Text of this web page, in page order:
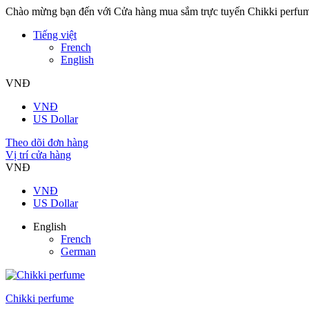
Chào mừng bạn đến với Cửa hàng mua sắm trực tuyến Chikki
Tiếng việt
French
English
VNĐ
VNĐ
US Dollar
Theo dõi đơn hàng
Vị trí cửa hàng
VNĐ
VNĐ
US Dollar
English
French
German
Chikki perfume